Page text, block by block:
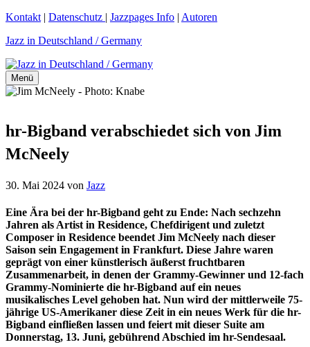
Zum
springen
Kontakt | Datenschutz | Jazzpages Info | Autoren
Jazz in Deutschland / Germany
Menü
hr-Bigband verabschiedet sich von Jim
McNeely
30. Mai 2024 von Jazz
Eine Ära bei der hr-Bigband geht zu Ende: Nach sechzehn
Jahren als Artist in Residence, Chefdirigent und zuletzt
Composer in Residence beendet Jim McNeely nach dieser
Saison sein Engagement in Frankfurt. Diese Jahre waren
geprägt von einer künstlerisch äußerst fruchtbaren
Zusammenarbeit, in denen der Grammy-Gewinner und 12-fach
Grammy-Nominierte die hr-Bigband auf ein neues
musikalisches Level gehoben hat. Nun wird der mittlerweile 75-
jährige US-Amerikaner diese Zeit in ein neues Werk für die hr-
Bigband einfließen lassen und feiert mit dieser Suite am
Donnerstag, 13. Juni, gebührend Abschied im hr-Sendesaal.